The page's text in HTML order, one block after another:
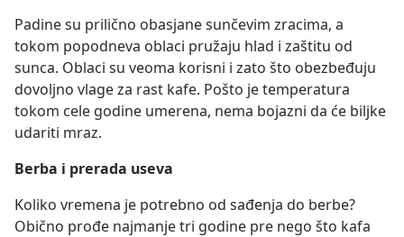
Padine su prilično obasjane sunčevim zracima, a
tokom popodneva oblaci pružaju hlad i zaštitu od
sunca. Oblaci su veoma korisni i zato što obezbeđuju
dovoljno vlage za rast kafe. Pošto je temperatura
tokom cele godine umerena, nema bojazni da će biljke
udariti mraz.
Berba i prerada useva
Koliko vremena je potrebno od sađenja do berbe?
Obično prođe najmanje tri godine pre nego što kafa